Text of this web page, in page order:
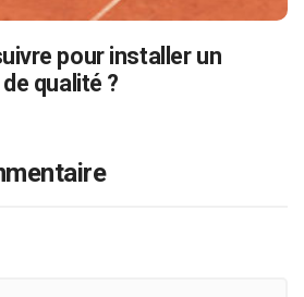
pour installer un
qualité ?